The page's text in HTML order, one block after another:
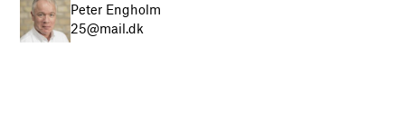
Peter Engholm
25@mail.dk